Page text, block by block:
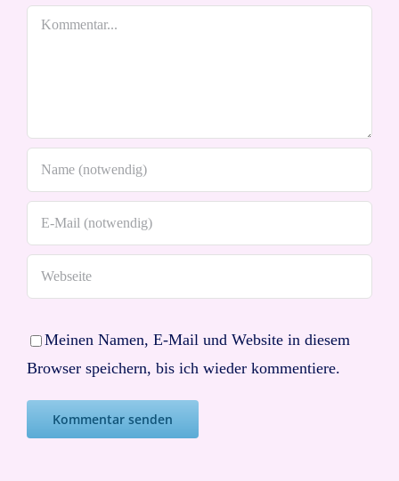
Kommentar
Meinen Namen, E-Mail und Website in diesem
Browser speichern, bis ich wieder kommentiere.